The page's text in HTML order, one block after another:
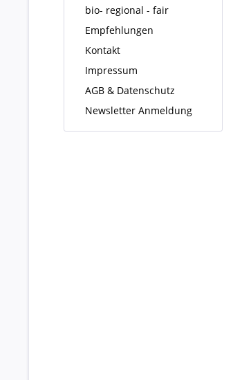
bio- regional - fair
Empfehlungen
Kontakt
Impressum
AGB & Datenschutz
Newsletter Anmeldung